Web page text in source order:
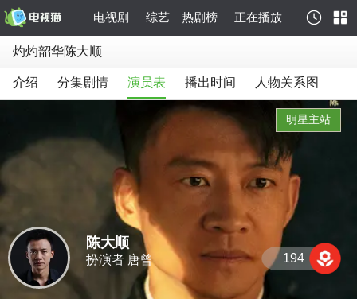
电视剧 综艺 热剧榜 正在播放
灼灼韶华陈大顺
介绍 分集剧情 演员表 播出时间 人物关系图
陈大顺
扮演者 唐曾 194
明星主站